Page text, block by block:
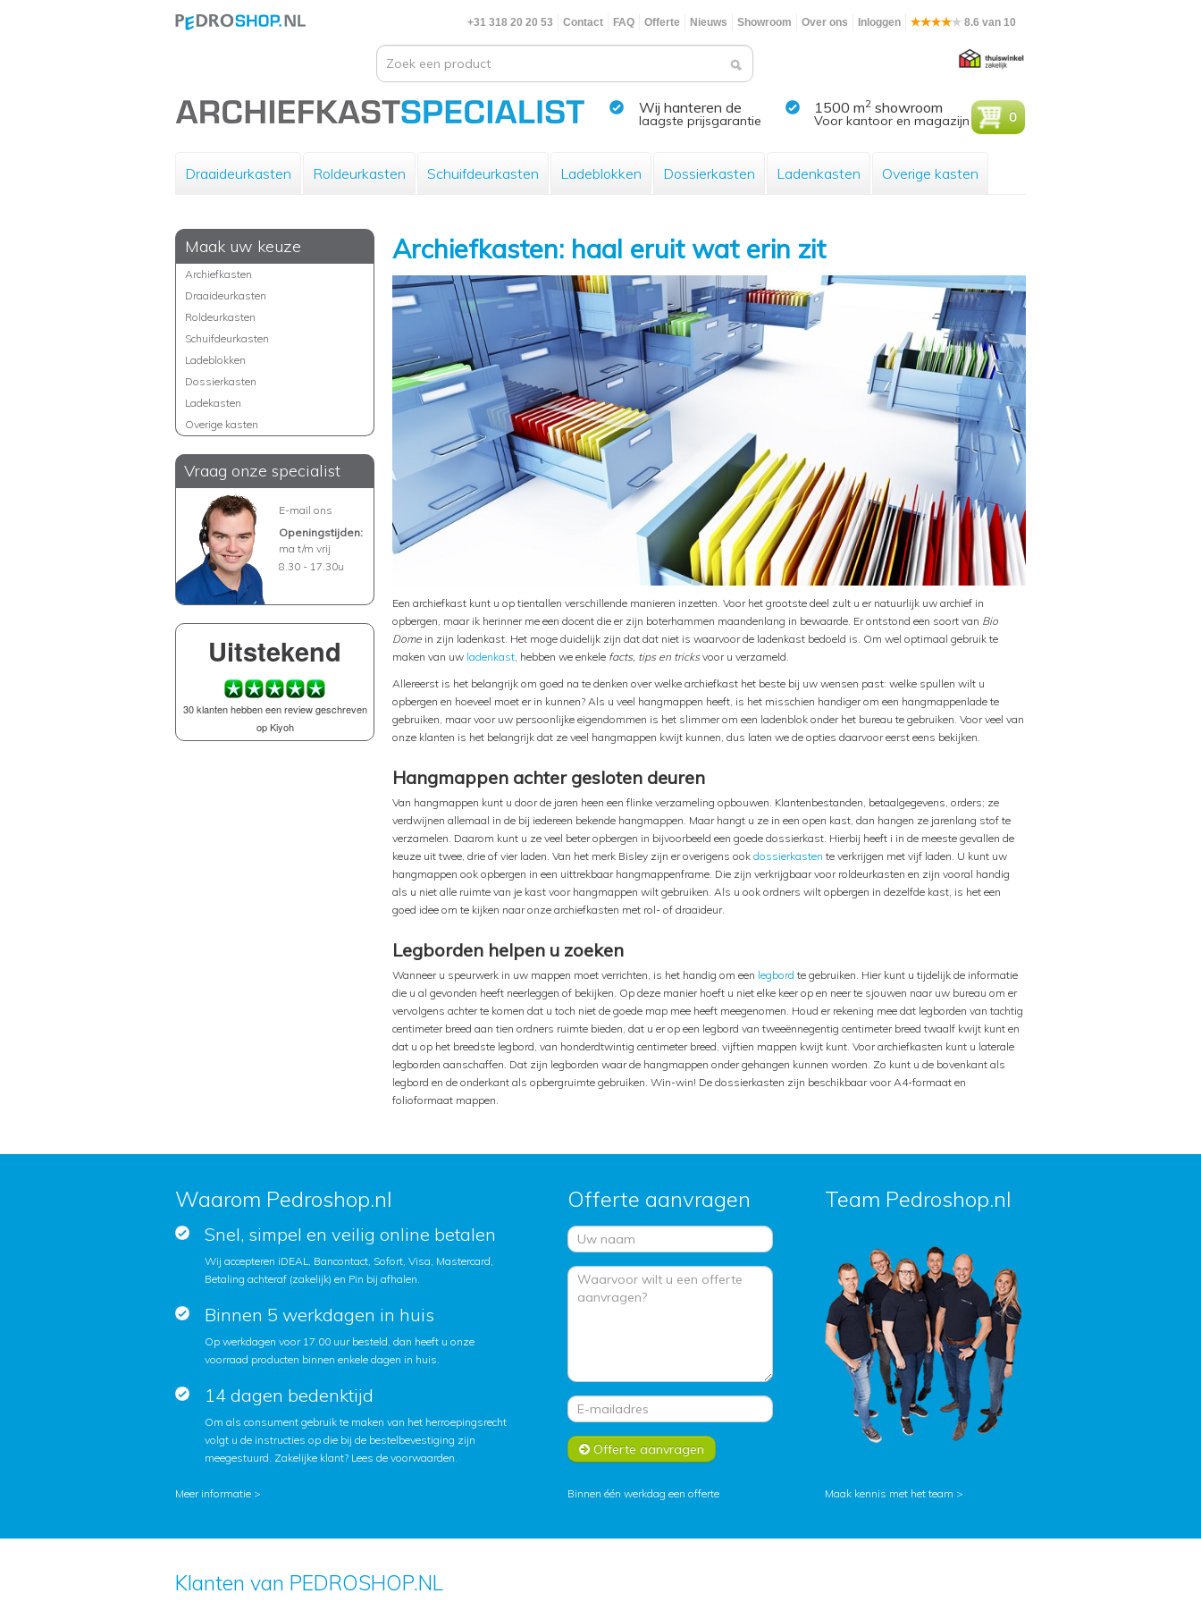
+31 318 20 20 53 Contact FAQ Offerte Nieuws Showroom Over ons Inloggen 8.6 van 10
Wij hanteren de
laagste prijsgarantie
1500 m2 showroom
Voor kantoor en magazijn 0
Draaideurkasten Roldeurkasten Schuifdeurkasten Ladeblokken Dossierkasten Ladenkasten Overige kasten
Maak uw keuze
Archiefkasten
Draaideurkasten
Roldeurkasten
Schuifdeurkasten
Ladeblokken
Dossierkasten
Ladekasten
Overige kasten
Vraag onze specialist
E-mail ons
Openingstijden:
ma t/m vrij
8.30 - 17.30u
Uitstekend
30 klanten hebben een review geschreven
op Kiyoh
Archiefkasten: haal eruit wat erin zit
Een archiefkast kunt u op tientallen verschillende manieren inzetten. Voor het grootste deel zult u er natuurlijk uw archief in
opbergen, maar ik herinner me een docent die er zijn boterhammen maandenlang in bewaarde. Er ontstond een soort van Bio
Dome in zijn ladenkast. Het moge duidelijk zijn dat dat niet is waarvoor de ladenkast bedoeld is. Om wel optimaal gebruik te
maken van uw ladenkast, hebben we enkele facts, tips en tricksvoor u verzameld.
Allereerst is het belangrijk om goed na te denken over welke archiefkast het beste bij uw wensen past: welke spullen wilt u
opbergen en hoeveel moet er in kunnen? Als u veel hangmappen heeft, is het misschien handiger om een hangmappenlade te
gebruiken, maar voor uw persoonlijke eigendommen is het slimmer om een ladenblok onder het bureau te gebruiken. Voor veel van
onze klanten is het belangrijk dat ze veel hangmappen kwijt kunnen, dus laten we de opties daarvoor eerst eens bekijken.
Hangmappen achter gesloten deuren
Van hangmappen kunt u door de jaren heen een flinke verzameling opbouwen. Klantenbestanden, betaalgegevens, orders; ze
verdwijnen allemaal in de bij iedereen bekende hangmappen. Maar hangt u ze in een open kast, dan hangen ze jarenlang stof te
verzamelen. Daarom kunt u ze veel beter opbergen in bijvoorbeeld een goede dossierkast. Hierbij heeft i in de meeste gevallen de
keuze uit twee, drie of vier laden. Van het merk Bisley zijn er overigens ook dossierkasten te verkrijgen met vijf laden. U kunt uw
hangmappen ook opbergen in een uittrekbaar hangmappenframe. Die zijn verkrijgbaar voor roldeurkasten en zijn vooral handig
als u niet alle ruimte van je kast voor hangmappen wilt gebruiken. Als u ook ordners wilt opbergen in dezelfde kast, is het een
goed idee om te kijken naar onze archiefkasten met rol- of draaideur.
Legborden helpen u zoeken
Wanneer u speurwerk in uw mappen moet verrichten, is het handig om een legbord te gebruiken. Hier kunt u tijdelijk de informatie
die u al gevonden heeft neerleggen of bekijken. Op deze manier hoeft u niet elke keer op en neer te sjouwen naar uw bureau om er
vervolgens achter te komen dat u toch niet de goede map mee heeft meegenomen. Houd er rekening mee dat legborden van tachtig
centimeter breed aan tien ordners ruimte bieden, dat u er op een legbord van tweeënnegentig centimeter breed twaalf kwijt kunt en
dat u op het breedste legbord, van honderdtwintig centimeter breed, vijftien mappen kwijt kunt. Voor archiefkasten kunt u laterale
legborden aanschaffen. Dat zijn legborden waar de hangmappen onder gehangen kunnen worden. Zo kunt u de bovenkant als
legbord en de onderkant als opbergruimte gebruiken. Win-win! De dossierkasten zijn beschikbaar voor A4-formaat en
folioformaat mappen.
Waarom Pedroshop.nl
Snel, simpel en veilig online betalen
Wij accepteren iDEAL, Bancontact, Sofort, Visa, Mastercard,
Betaling achteraf (zakelijk) en Pin bij afhalen.
Binnen 5 werkdagen in huis
Op werkdagen voor 17.00 uur besteld, dan heeft u onze
voorraad producten binnen enkele dagen in huis.
14 dagen bedenktijd
Om als consument gebruik te maken van het herroepingsrecht
volgt u de instructies op die bij de bestelbevestiging zijn
meegestuurd. Zakelijke klant? Lees de voorwaarden.
Offerte aanvragen
Offerte aanvragen
Team Pedroshop.nl
Meer informatie > Binnen één werkdag een offerte Maak kennis met het team >
Klanten van PEDROSHOP.NL